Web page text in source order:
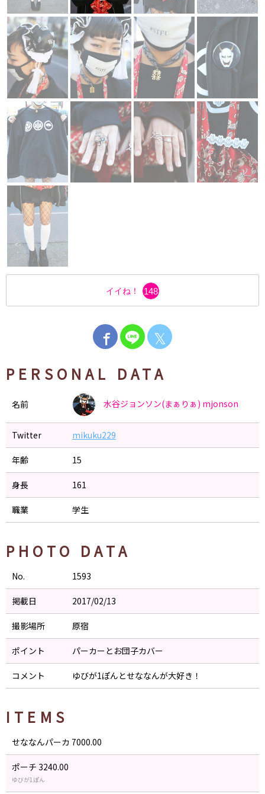
イイね！ 148
𝕏
PERSONAL DATA
名前 水谷ジョンソン(まぁりぁ) mjonson
Twitter mikuku229
年齢 15
身長 161
職業 学生
PHOTO DATA
No. 1593
掲載日 2017/02/13
撮影場所 原宿
ポイント パーカーとお団子カバー
コメント ゆびが1ぽんとせななんが大好き！
ITEMS
せななんパーカ 7000.00
ポーチ 3240.00
ゆびが1ぽん